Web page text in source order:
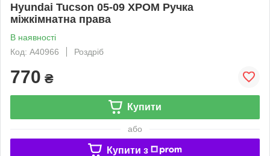
Hyundai Tucson 05-09 ХРОМ Ручка
міжкімнатна права
В наявності
Код: A40966
Роздріб
770 ₴
Купити
або
Купити з